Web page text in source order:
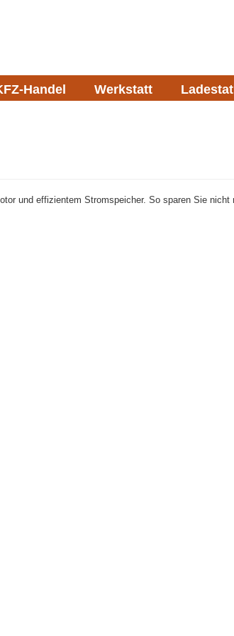
Handel Werkstatt
und effizientem Stromspeicher. So sparen Sie